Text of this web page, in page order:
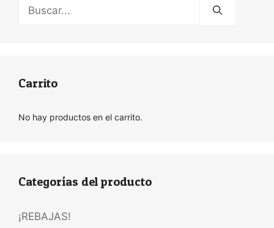
Carrito
No hay productos en el carrito.
Categorías del producto
¡REBAJAS!